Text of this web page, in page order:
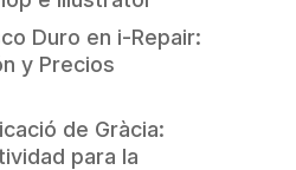
Duro en i-Repair:
y Precios
de Gràcia:
para la